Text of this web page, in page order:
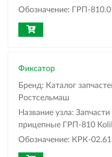
Обозначение: ГРП-
Фиксатор
Бренд: Каталог
Ростсельмаш
Название узла:
прицепные ГРП-810
Обозначение: КРК-